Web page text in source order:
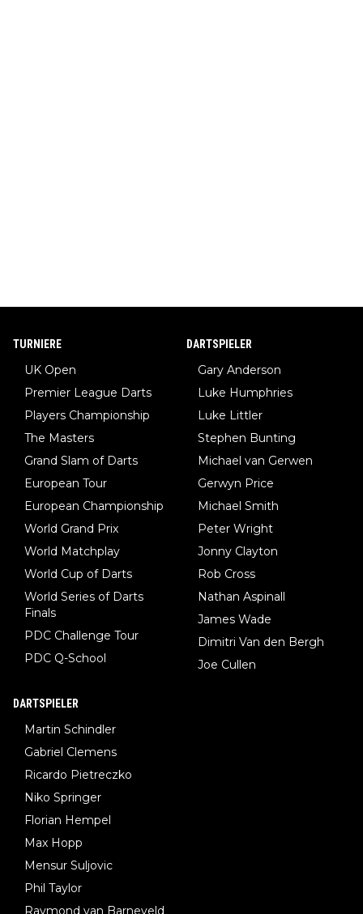
TURNIERE
UK Open
Premier League Darts
Players Championship
The Masters
Grand Slam of Darts
European Tour
European Championship
World Grand Prix
World Matchplay
World Cup of Darts
World Series of Darts
Finals
PDC Challenge Tour
PDC Q-School
DARTSPIELER
Gary Anderson
Luke Humphries
Luke Littler
Stephen Bunting
Michael van Gerwen
Gerwyn Price
Michael Smith
Peter Wright
Jonny Clayton
Rob Cross
Nathan Aspinall
James Wade
Dimitri Van den Bergh
Joe Cullen
DARTSPIELER
Martin Schindler
Gabriel Clemens
Ricardo Pietreczko
Niko Springer
Florian Hempel
Max Hopp
Mensur Suljovic
Phil Taylor
Raymond van Barneveld